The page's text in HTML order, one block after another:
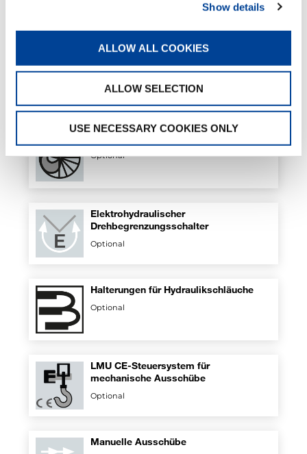
Show details
ALLOW ALL COOKIES
ALLOW SELECTION
USE NECESSARY COOKIES ONLY
Optional
Elektrohydraulischer
Drehbegrenzungsschalter
Optional
Halterungen für Hydraulikschläuche
Optional
LMU CE-Steuersystem für
mechanische Ausschübe
Optional
Manuelle Ausschübe